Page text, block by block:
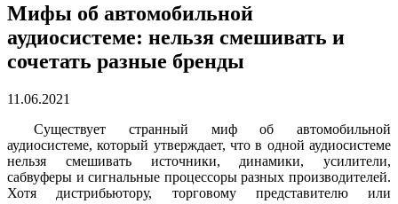
Мифы об автомобильной
аудиосистеме: нельзя смешивать и
сочетать разные бренды
11.06.2021
Существует странный миф об автомобильной
аудиосистеме, который утверждает, что в одной аудиосистеме
нельзя смешивать источники, динамики, усилители,
сабвуферы и сигнальные процессоры разных производителей.
Хотя дистрибьютору, торговому представителю или